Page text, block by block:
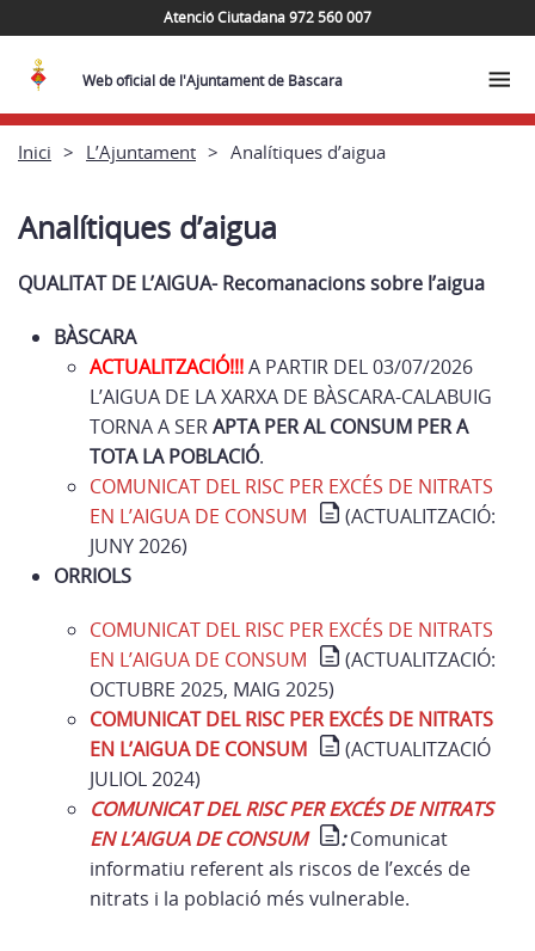
Atenció Ciutadana 972 560 007
Web oficial de l'Ajuntament de Bàscara
Inici L’Ajuntament Analítiques d’aigua
Analítiques d’aigua
QUALITAT DE L’AIGUA- Recomanacions sobre l’aigua
BÀSCARA
ACTUALITZACIÓ!!!A PARTIR DEL 03/07/2026
L’AIGUA DE LA XARXA DE BÀSCARA-CALABUIG
TORNA A SERAPTA PER AL CONSUM PER A
TOTA LA POBLACIÓ.
COMUNICAT DEL RISC PER EXCÉS DE NITRATS
EN L’AIGUA DE CONSUM
(ACTUALITZACIÓ:
JUNY 2026)
ORRIOLS
COMUNICAT DEL RISC PER EXCÉS DE NITRATS
EN L’AIGUA DE CONSUM
(ACTUALITZACIÓ:
OCTUBRE 2025, MAIG 2025)
COMUNICAT DEL RISC PER EXCÉS DE NITRATS
EN L’AIGUA DE CONSUM
(ACTUALITZACIÓ
JULIOL 2024)
COMUNICAT DEL RISC PER EXCÉS DE NITRATS
EN L’AIGUA DE CONSUM
:Comunicat
informatiu referent als riscos de l’excés de
nitrats i la població més vulnerable.